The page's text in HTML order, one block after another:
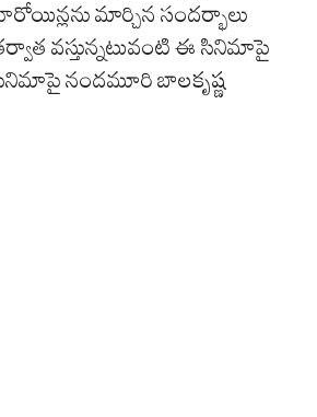
మార్చిన సందర్భాలు
వస్తున్నటువంటి ఈ సినిమాపై
సినిమాపై నందమూరి బాలకృష్ణ